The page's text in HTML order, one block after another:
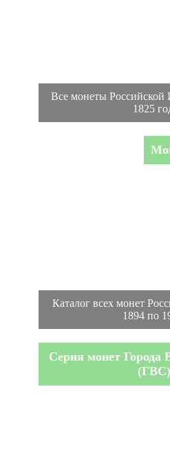
Все монеты Российской
1825
Каталог всех монет
1894 по
Серия монет Города
(ГВС)